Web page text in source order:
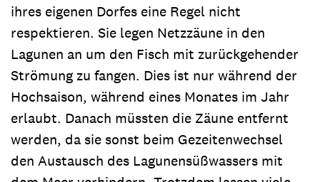
ihres eigenen Dorfes eine Regel nicht
respektieren. Sie legen Netzzäune in den
Lagunen an um den Fisch mit zurückgehender
Strömung zu fangen. Dies ist nur während der
Hochsaison, während eines Monates im Jahr
erlaubt. Danach müssten die Zäune entfernt
werden, da sie sonst beim Gezeitenwechsel
den Austausch des Lagunensüßwassers mit